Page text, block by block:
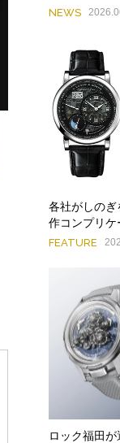
NEWS
各社がしの
作コンプリ
FEATURE
ロック福田